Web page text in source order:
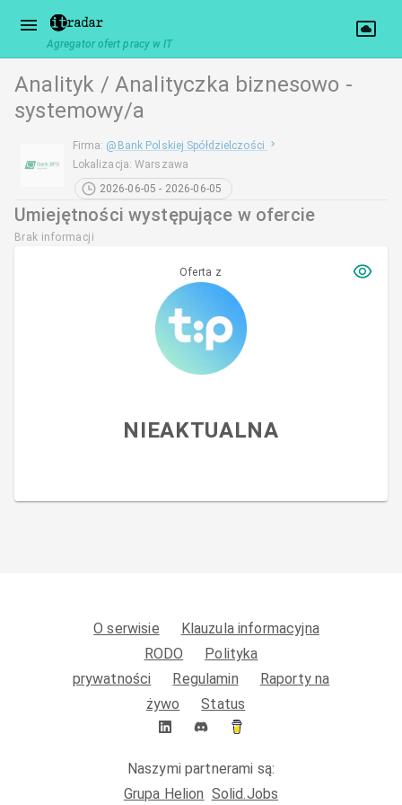
Agregator ofert pracy w IT
Analityk / Analityczka biznesowo -
systemowy/a
Firma: @ Bank Polskiej Spółdzielczości
Lokalizacja:Warszawa
2026-06-05 - 2026-06-05
Umiejętności występujące w ofercie
Brak informacji
Oferta z
NIEAKTUALNA
O serwisie
Klauzula informacyjna
RODO
Polityka
prywatności
Regulamin
Raporty na
żywo
Status
Naszymi partnerami są:
Grupa Helion Solid.Jobs